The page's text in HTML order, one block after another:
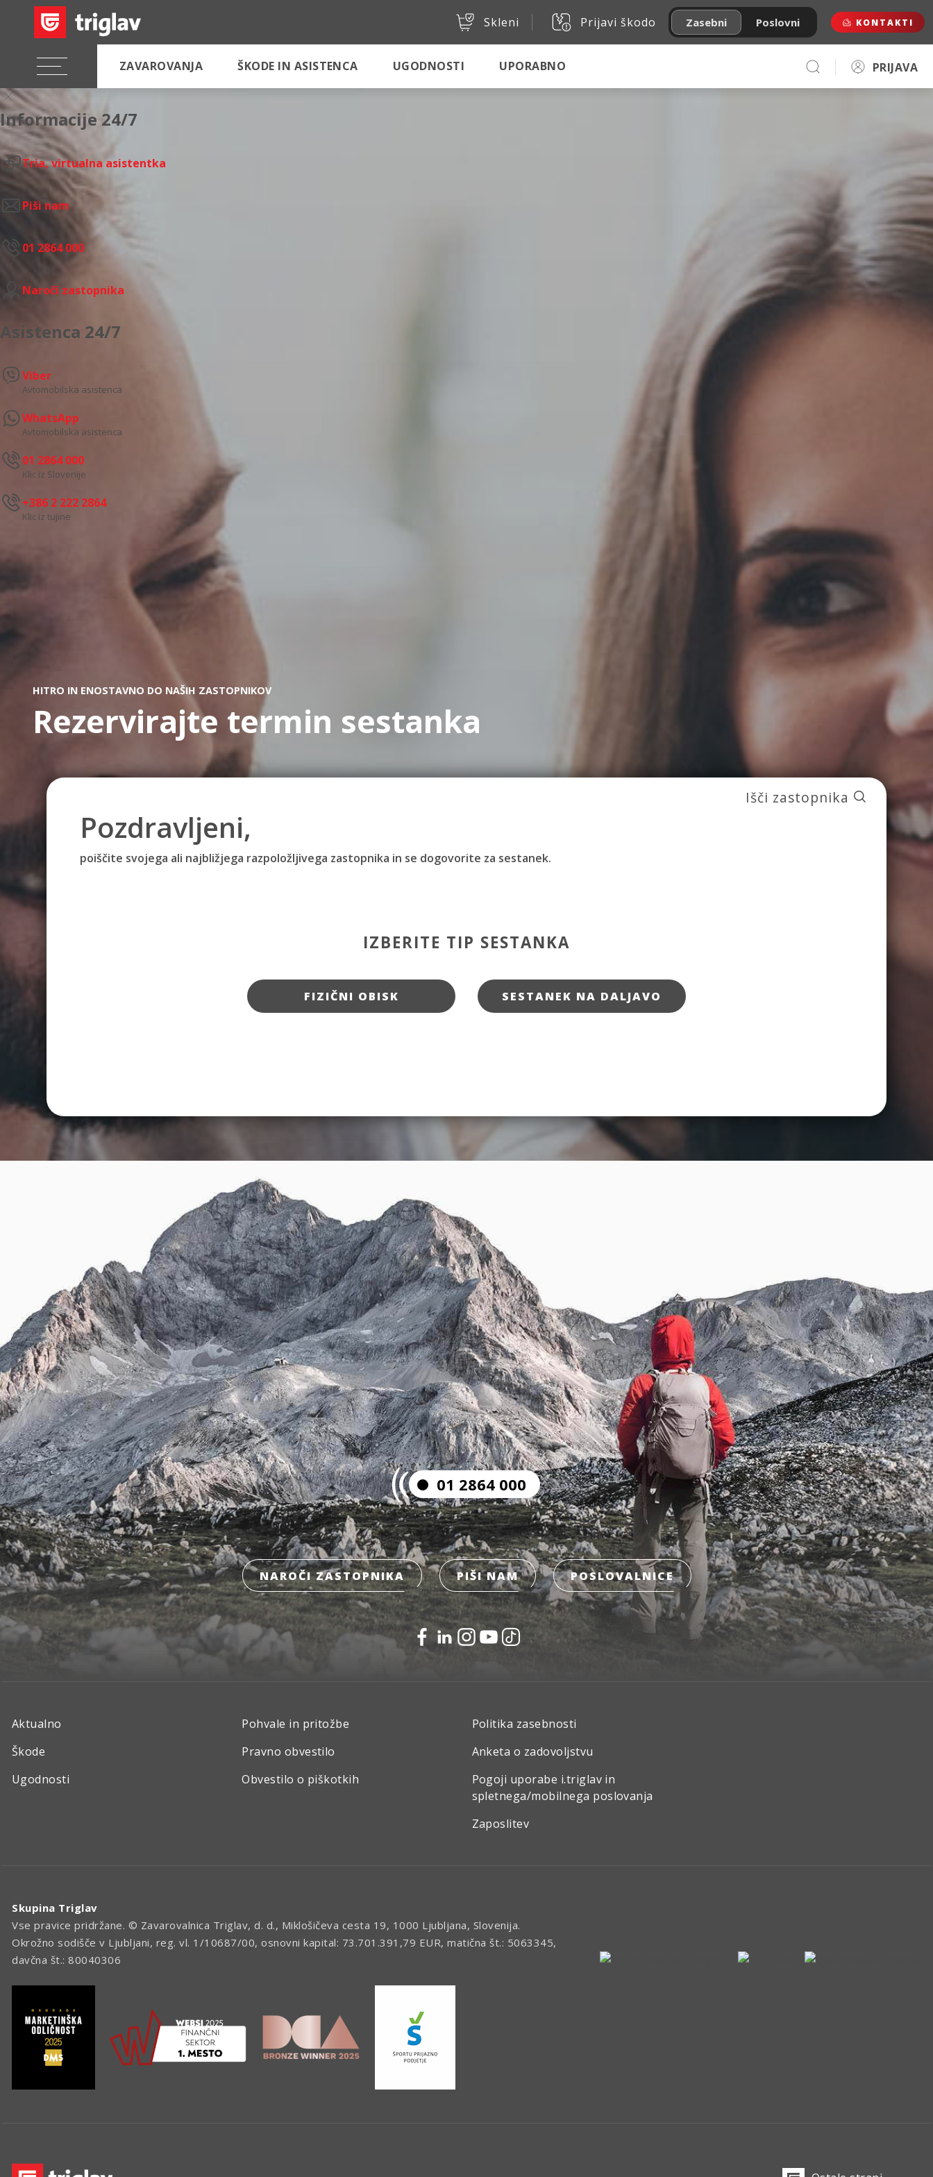
Skleni Prijavi škodo Zasebni Poslovni KONTAKTI
ZAVAROVANJA ŠKODE IN ASISTENCA UGODNOSTI UPORABNO PRIJAVA
Informacije 24/7
Tria, virtualna asistentka
Piši nam
01 2864 000
Naroči zastopnika
Asistenca 24/7
Viber
Avtomobilska asistenca
WhatsApp
Avtomobilska asistenca
01 2864 000
Klic iz Slovenije
+386 2 222 2864
Klic iz tujine
HITRO IN ENOSTAVNO DO NAŠIH ZASTOPNIKOV
Rezervirajte termin sestanka
Išči zastopnika
Pozdravljeni,
poiščite svojega ali najbližjega razpoložljivega zastopnika in se dogovorite za sestanek.
IZBERITE TIP SESTANKA
FIZIČNI OBISK SESTANEK NA DALJAVO
01 2864 000
NAROČI ZASTOPNIKA PIŠI NAM POSLOVALNICE
Aktualno
Škode
Ugodnosti
Pohvale in pritožbe
Pravno obvestilo
Obvestilo o piškotkih
Politika zasebnosti
Anketa o zadovoljstvu
Pogoji uporabe i.triglav in
spletnega/mobilnega poslovanja
Zaposlitev
Skupina Triglav
Vse pravice pridržane. © Zavarovalnica Triglav, d. d., Miklošičeva cesta 19, 1000 Ljubljana, Slovenija.
Okrožno sodišče v Ljubljani, reg. vl. 1/10687/00, osnovni kapital: 73.701.391,79 EUR, matična št.: 5063345,
davčna št.: 80040306